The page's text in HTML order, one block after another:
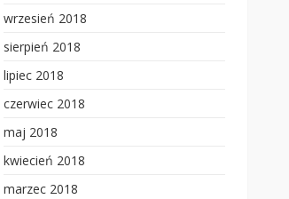
wrzesień 2018
sierpień 2018
lipiec 2018
czerwiec 2018
maj 2018
kwiecień 2018
marzec 2018